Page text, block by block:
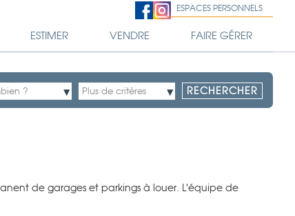
ESPACES PERSONNELS
ESTIMER VENDRE FAIRE GÉRER
de garages et parkings à louer. L'équipe de